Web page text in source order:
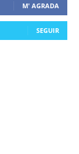
M' AGRADA
SEGUIR